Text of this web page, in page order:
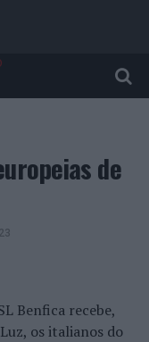
de
Benfica recebe,
os italianos do